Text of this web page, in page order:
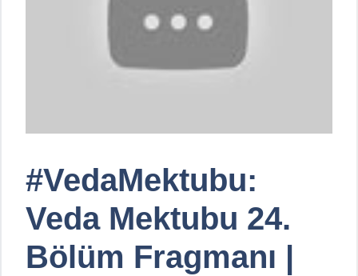
#VedaMektubu:
Veda Mektubu 24.
Bölüm Fragmanı |